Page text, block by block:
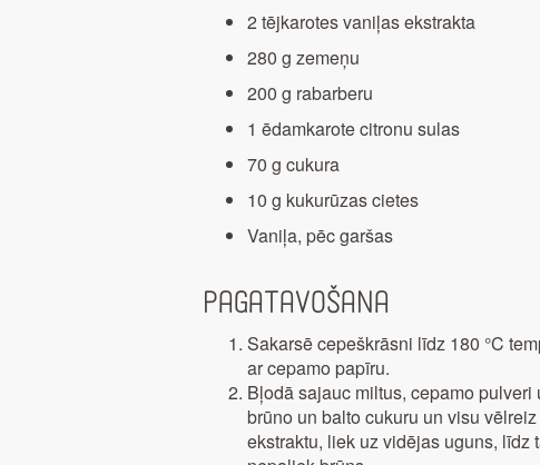
2 tējkarotes vaniļas ekstrakta
280 g zemeņu
200 g rabarberu
1 ēdamkarote citronu sulas
70 g cukura
10 g kukurūzas cietes
Vaniļa, pēc garšas
Pagatavošana
Sakarsē cepeškrāsni līdz 180 °C
ar cepamo papīru.
Bļodā sajauc miltus, cepamo
brūno un balto cukuru un visu
ekstraktu, liek uz vidējas uguns,